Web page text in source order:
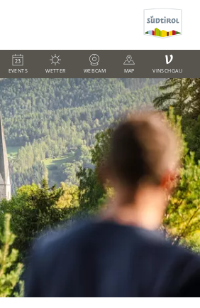
EVENTS WETTER WEBCAM MAP
V
VINSCHGAU